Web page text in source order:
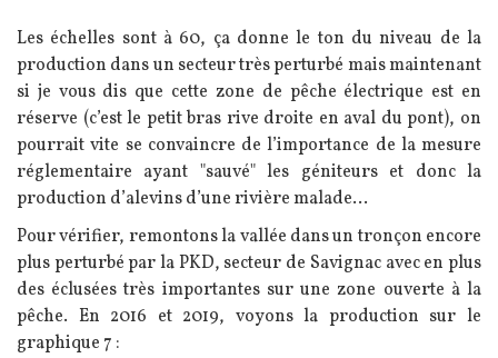
Texte
Les échelles sont à 60, ça donne le ton du niveau de la
production dans un secteur très perturbé mais maintenant
si je vous dis que cette zone de pêche électrique est en
réserve (c’est le petit bras rive droite en aval du pont), on
pourrait vite se convaincre de l’importance de la mesure
réglementaire ayant "sauvé" les géniteurs et donc la
production d’alevins d’une rivière malade...
Pour vérifier, remontons la vallée dans un tronçon encore
plus perturbé par la PKD, secteur de Savignac avec en plus
des éclusées très importantes sur une zone ouverte à la
pêche. En 2016 et 2019, voyons la production sur le
graphique 7 :